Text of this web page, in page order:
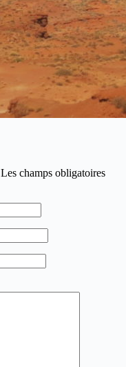
Les champs obligatoires